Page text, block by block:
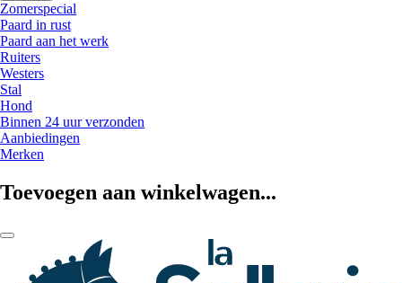
Zomerspecial
Paard in rust
Paard aan het werk
Ruiters
Westers
Stal
Hond
Binnen 24 uur verzonden
Aanbiedingen
Merken
Toevoegen aan winkelwagen...